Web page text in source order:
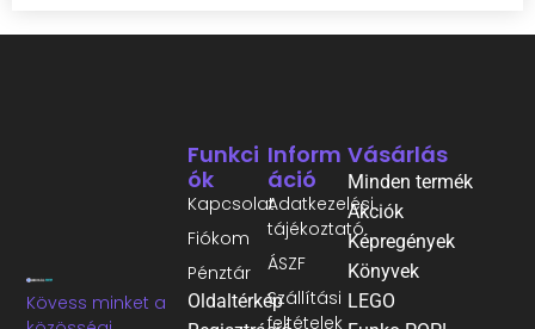
Kövess minket a
Inform
Áció
Adatkezelési
tájékoztató
ÁSZF
Szállítási
feltételek
Funkci
Ók
Kapcsolat
Fiókom
Pénztár
Oldaltérkép
Vásárlás
Minden termék
Akciók
Képregények
Könyvek
LEGO